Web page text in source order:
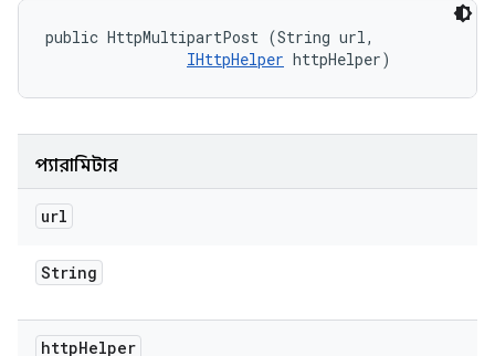
public HttpMultipartPost (String url,
IHttpHelper httpHelper)
প্যারামিটার
url
String
httpHelper